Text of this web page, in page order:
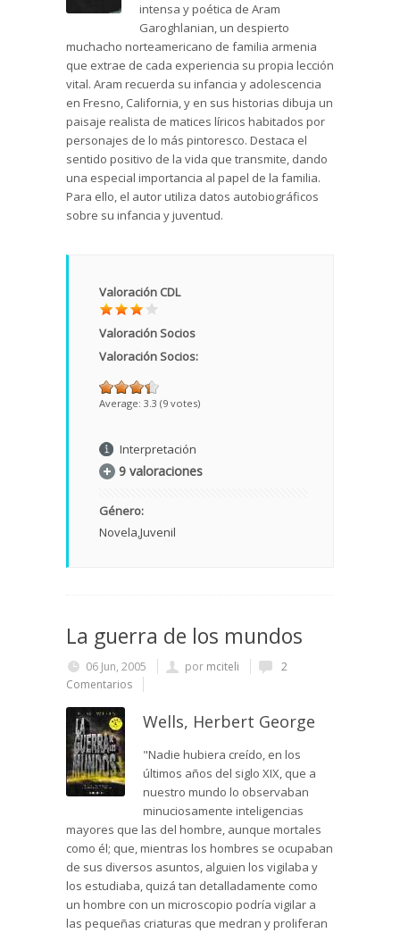
intensa y poética de Aram
Garoghlanian, un despierto
muchacho norteamericano de familia armenia
que extrae de cada experiencia su propia lección
vital. Aram recuerda su infancia y adolescencia
en Fresno, California, y en sus historias dibuja un
paisaje realista de matices líricos habitados por
personajes de lo más pintoresco. Destaca el
sentido positivo de la vida que transmite, dando
una especial importancia al papel de la familia.
Para ello, el autor utiliza datos autobiográficos
sobre su infancia y juventud.
Valoración CDL
Valoración Socios
Valoración Socios:
Average: 3.3 (9 votes)
Interpretación
9 valoraciones
Género:
Novela Juvenil
La guerra de los mundos
06 Jun, 2005 por mciteli
2
Comentarios
Wells, Herbert George
"Nadie hubiera creído, en los
últimos años del siglo XIX, que a
nuestro mundo lo observaban
minuciosamente inteligencias
mayores que las del hombre, aunque mortales
como él; que, mientras los hombres se ocupaban
de sus diversos asuntos, alguien los vigilaba y
los estudiaba, quizá tan detalladamente como
un hombre con un microscopio podría vigilar a
las pequeñas criaturas que medran y proliferan